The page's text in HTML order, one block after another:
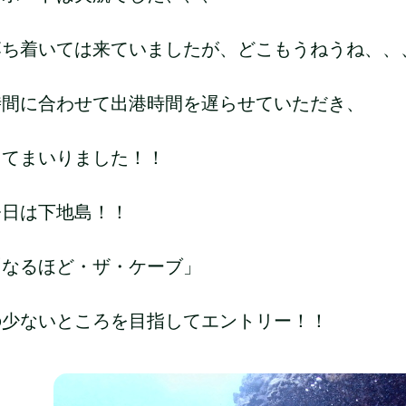
着いては来ていましたが、どこもうねうね、、
に合わせて出港時間を遅らせていただき、
まいりました！！
は下地島！！
るほど・ザ・ケーブ」
ないところを目指してエントリー！！